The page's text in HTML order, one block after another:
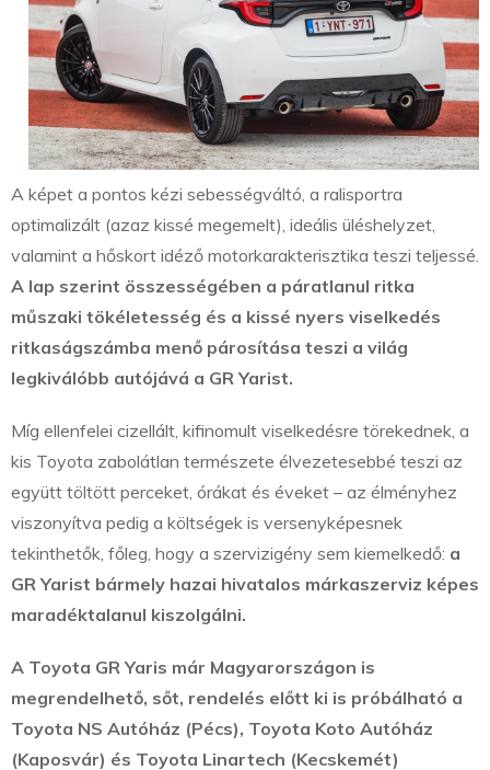
A képet a pontos kézi sebességváltó, a ralisportra
optimalizált (azaz kissé megemelt), ideális üléshelyzet,
valamint a hőskort idéző motorkarakterisztika teszi teljessé.
A lap szerint összességében a páratlanul ritka
műszaki tökéletesség és a kissé nyers viselkedés
ritkaságszámba menő párosítása teszi a világ
legkiválóbb autójává a GR Yarist.
Míg ellenfelei cizellált, kifinomult viselkedésre törekednek, a
kis Toyota zabolátlan természete élvezetesebbé teszi az
együtt töltött perceket, órákat és éveket – az élményhez
viszonyítva pedig a költségek is versenyképesnek
tekinthetők, főleg, hogy a szervizigény sem kiemelkedő: a
GR Yarist bármely hazai hivatalos márkaszerviz képes
maradéktalanul kiszolgálni.
A Toyota GR Yaris már Magyarországon is
megrendelhető, sőt, rendelés előtt ki is próbálható a
Toyota NS Autóház (Pécs), Toyota Koto Autóház
(Kaposvár) és Toyota Linartech (Kecskemét)